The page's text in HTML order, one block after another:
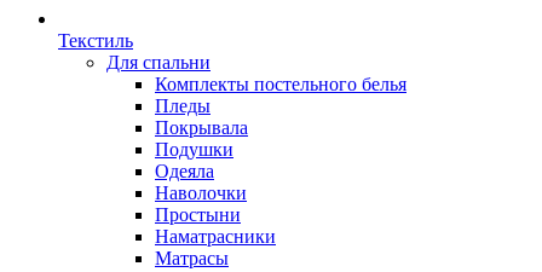
Текстиль
Для спальни
Комплекты постельного белья
Пледы
Покрывала
Подушки
Одеяла
Наволочки
Простыни
Наматрасники
Матрасы